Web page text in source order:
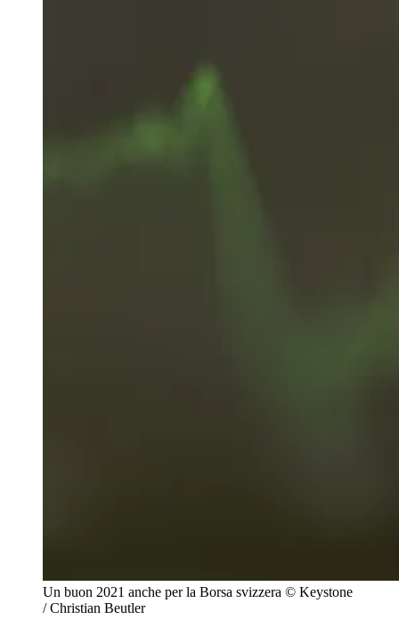
Un buon 2021 anche per la Borsa svizzera © Keystone
/ Christian Beutler